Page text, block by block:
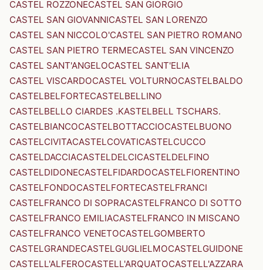
CASTEL ROZZONECASTEL SAN GIORGIO
CASTEL SAN GIOVANNICASTEL SAN LORENZO
CASTEL SAN NICCOLO'CASTEL SAN PIETRO ROMANO
CASTEL SAN PIETRO TERMECASTEL SAN VINCENZO
CASTEL SANT'ANGELOCASTEL SANT'ELIA
CASTEL VISCARDOCASTEL VOLTURNOCASTELBALDO
CASTELBELFORTECASTELBELLINO
CASTELBELLO CIARDES .KASTELBELL TSCHARS.
CASTELBIANCOCASTELBOTTACCIOCASTELBUONO
CASTELCIVITACASTELCOVATICASTELCUCCO
CASTELDACCIACASTELDELCICASTELDELFINO
CASTELDIDONECASTELFIDARDOCASTELFIORENTINO
CASTELFONDOCASTELFORTECASTELFRANCI
CASTELFRANCO DI SOPRACASTELFRANCO DI SOTTO
CASTELFRANCO EMILIACASTELFRANCO IN MISCANO
CASTELFRANCO VENETOCASTELGOMBERTO
CASTELGRANDECASTELGUGLIELMOCASTELGUIDONE
CASTELL'ALFEROCASTELL'ARQUATOCASTELL'AZZARA